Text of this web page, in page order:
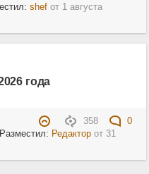
shefот 1 августа
года
358
0
Редакторот 31